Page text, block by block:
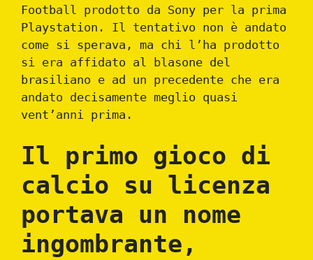
Football prodotto da Sony per la prima
Playstation. Il tentativo non è andato
come si sperava, ma chi l’ha prodotto
si era affidato al blasone del
brasiliano e ad un precedente che era
andato decisamente meglio quasi
vent’anni prima.
Il primo gioco di
calcio su licenza
portava un nome
ingombrante,